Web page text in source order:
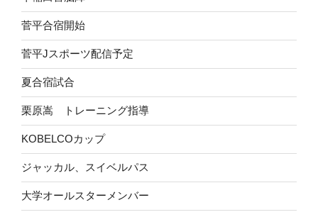
菅平合宿開始
菅平Jスポーツ配信予定
夏合宿試合
栗原嵩 トレーニング指導
KOBELCOカップ
ジャッカル、スイベルパス
大学オールスターメンバー